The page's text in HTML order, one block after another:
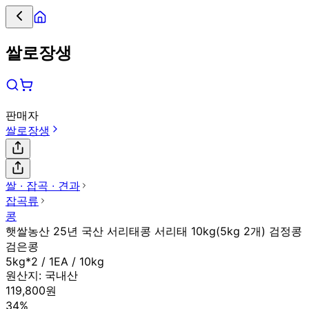
쌀로장생
판매자
쌀로장생
쌀 ∙ 잡곡 ∙ 견과
잡곡류
콩
햇쌀농산 25년 국산 서리태콩 서리태 10kg(5kg 2개) 검정콩
검은콩
5kg*2 / 1EA / 10kg
원산지: 국내산
119,800원
34%